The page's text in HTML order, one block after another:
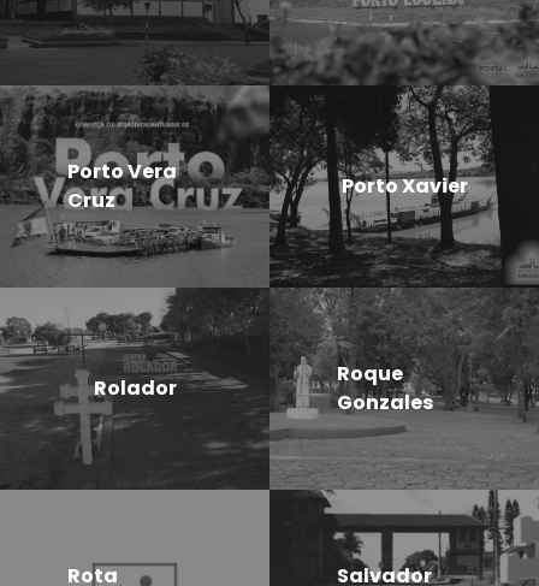
Porto Vera
Cruz
Porto Xavier
Rolador
Roque
Gonzales
Rota Salvador